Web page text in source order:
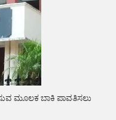
ಮೂಲಕ ಬಾಕಿ ಪಾವತಿಸಲು